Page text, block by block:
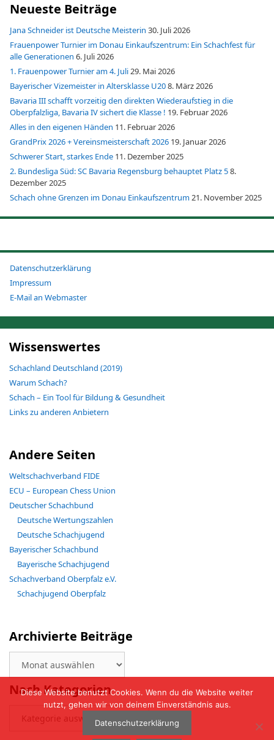
Neueste Beiträge
Jana Schneider ist Deutsche Meisterin 30. Juli 2026
Frauenpower Turnier im Donau Einkaufszentrum: Ein Schachfest für
alle Generationen 6. Juli 2026
1. Frauenpower Turnier am 4. Juli29. Mai 2026
Bayerischer Vizemeister in Altersklasse U208. März 2026
Bavaria III schafft vorzeitig den direkten Wiederaufstieg in die
Oberpfalzliga, Bavaria IV sichert die Klasse ! 19. Februar 2026
Alles in den eigenen Händen 11. Februar 2026
GrandPrix 2026 + Vereinsmeisterschaft 2026 19. Januar 2026
Schwerer Start, starkes Ende 11. Dezember 2025
2. Bundesliga Süd: SC Bavaria Regensburg behauptet Platz 58.
Dezember 2025
Schach ohne Grenzen im Donau Einkaufszentrum21. November 2025
Datenschutzerklärung
Impressum
E-Mail an Webmaster
Wissenswertes
Schachland Deutschland (2019)
Warum Schach?
Schach – Ein Tool für Bildung & Gesundheit
Links zu anderen Anbietern
Andere Seiten
Weltschachverband FIDE
ECU – European Chess Union
Deutscher Schachbund
Deutsche Wertungszahlen
Deutsche Schachjugend
Bayerischer Schachbund
Bayerische Schachjugend
Schachverband Oberpfalz e.V.
Schachjugend Oberpfalz
Archivierte Beiträge
Beiträge
Nach Kategorien
Kategorien
Diese Website benutzt Cookies. Wenn du die Website weiter
nutzt, gehen wir von deinem Einverständnis aus.
Datenschutzerklärung